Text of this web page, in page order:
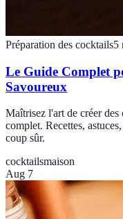
Préparation des cocktails5
Le Guide Complet
Savoureux
Maîtrisez l'art de créer
complet. Recettes,
coup sûr.
cocktailsmaison
Aug 7